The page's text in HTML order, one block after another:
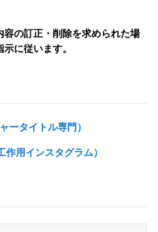
の訂正・削除を求められた場
に従います。
ータイトル専門）
用インスタグラム）